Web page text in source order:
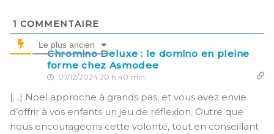
1 COMMENTAIRE
Le plus ancien
Chromino Deluxe : le domino en pleine
forme chez Asmodee
07/12/2024 20 h 40 min
[…] Noël approche à grands pas, et vous avez envie
d’offrir à vos enfants un jeu de réflexion. Outre que
nous encourageons cette volonté, tout en conseillant